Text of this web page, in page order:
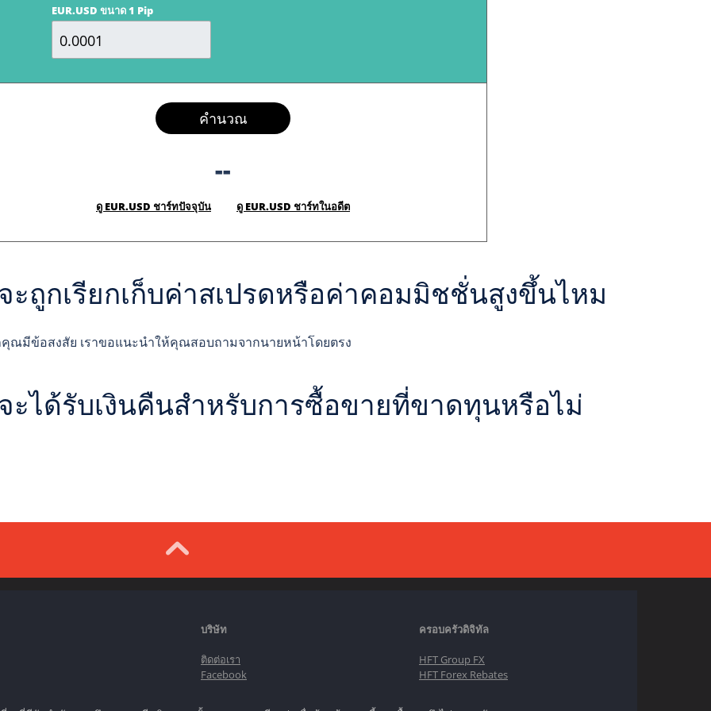
EUR.USD ขนาด 1 Pip
คำนวณ
--
ดู EUR.USD ชาร์ทปัจจุบัน ดู EUR.USD ชาร์ทในอดีต
ะถูกเรียกเก็บค่าสเปรดหรือค่าคอมมิชชั่นสูงขึ้นไหม
ณมีข้อสงสัย เราขอแนะนำให้คุณสอบถามจากนายหน้าโดยตรง
ะได้รับเงินคืนสำหรับการซื้อขายที่ขาดทุนหรือไม่
บริษัท
ติดต่อเรา
Facebook
ครอบครัวดิจิทัล
HFT Group FX
HFT Forex Rebates